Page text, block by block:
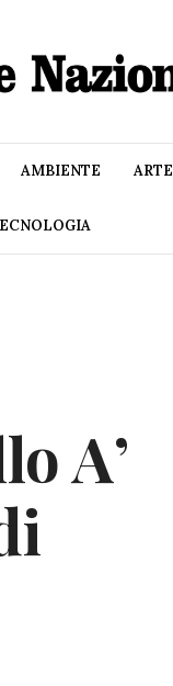
AMBIENTE ARTE
A’